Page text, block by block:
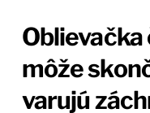
Oblievačka
môže
varujú